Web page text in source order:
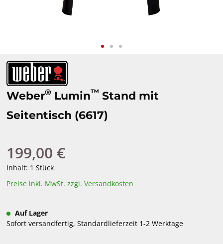
Weber® Lumin™ Stand mit
Seitentisch (6617)
Regulärer Preis:
199,00 €
Inhalt: 1 Stück
Preise inkl. MwSt. zzgl. Versandkosten
Auf Lager
Sofort versandfertig, Standardlieferzeit 1-2 Werktage